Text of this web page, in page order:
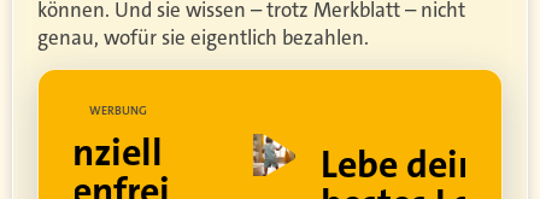
können. Und sie wissen – trotz Merkblatt – nicht
genau, wofür sie eigentlich bezahlen.
Lebe dein